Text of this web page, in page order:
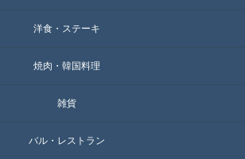
洋食・ステーキ
焼肉・韓国料理
雑貨
バル・レストラン